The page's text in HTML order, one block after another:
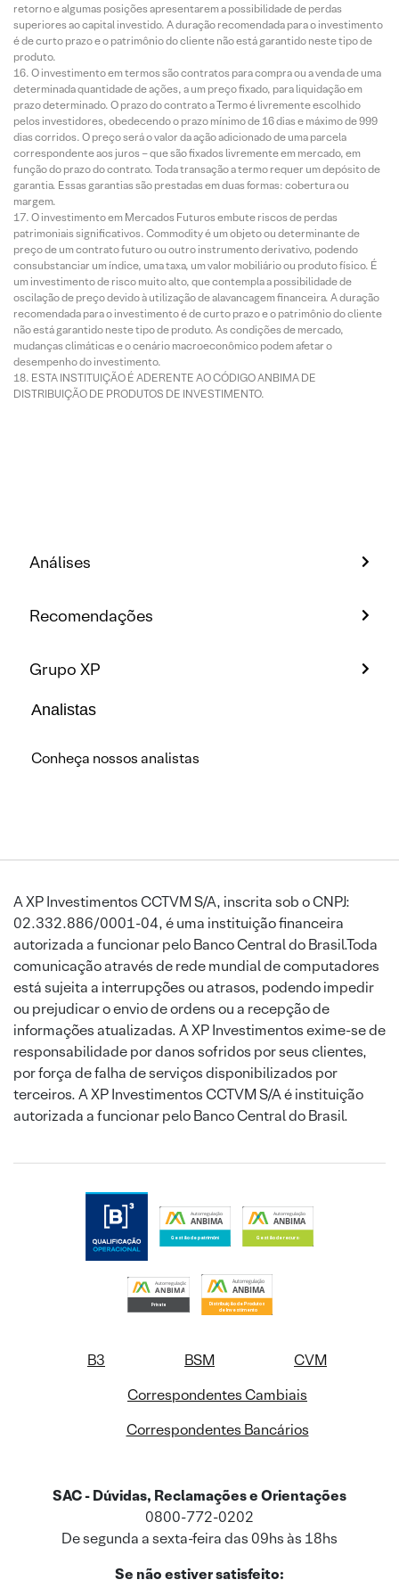
retorno e algumas posições apresentarem a possibilidade de perdas
superiores ao capital investido. A duração recomendada para o investimento
é de curto prazo e o patrimônio do cliente não está garantido neste tipo de
produto.
O investimento em termos são contratos para compra ou a venda de uma
determinada quantidade de ações, a um preço fixado, para liquidação em
prazo determinado. O prazo do contrato a Termo é livremente escolhido
pelos investidores, obedecendo o prazo mínimo de 16 dias e máximo de 999
dias corridos. O preço será o valor da ação adicionado de uma parcela
correspondente aos juros – que são fixados livremente em mercado, em
função do prazo do contrato. Toda transação a termo requer um depósito de
garantia. Essas garantias são prestadas em duas formas: cobertura ou
margem.
O investimento em Mercados Futuros embute riscos de perdas
patrimoniais significativos. Commodity é um objeto ou determinante de
preço de um contrato futuro ou outro instrumento derivativo, podendo
consubstanciar um índice, uma taxa, um valor mobiliário ou produto físico. É
um investimento de risco muito alto, que contempla a possibilidade de
oscilação de preço devido à utilização de alavancagem financeira. A duração
recomendada para o investimento é de curto prazo e o patrimônio do cliente
não está garantido neste tipo de produto. As condições de mercado,
mudanças climáticas e o cenário macroeconômico podem afetar o
desempenho do investimento.
ESTA INSTITUIÇÃO É ADERENTE AO CÓDIGO ANBIMA DE
DISTRIBUIÇÃO DE PRODUTOS DE INVESTIMENTO.
Análises
Recomendações
Grupo XP
Analistas
Conheça nossos analistas
A XP Investimentos CCTVM S/A, inscrita sob o CNPJ:
02.332.886/0001-04, é uma instituição financeira
autorizada a funcionar pelo Banco Central do Brasil.Toda
comunicação através de rede mundial de computadores
está sujeita a interrupções ou atrasos, podendo impedir
ou prejudicar o envio de ordens ou a recepção de
informações atualizadas. A XP Investimentos exime-se de
responsabilidade por danos sofridos por seus clientes,
por força de falha de serviços disponibilizados por
terceiros. A XP Investimentos CCTVM S/A é instituição
autorizada a funcionar pelo Banco Central do Brasil.
B3 BSM
CVM
Correspondentes Cambiais
Correspondentes Bancários
SAC - Dúvidas, Reclamações e Orientações
0800-772-0202
De segunda a sexta-feira das 09hs às 18hs
Se não estiver satisfeito: